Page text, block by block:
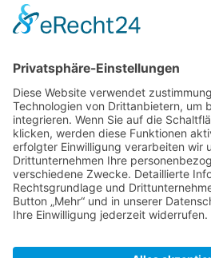
Aniela Petrak Heilpraktikerin:
sondern sind in einigen Bereichen
Ergänzung!"
Anfahrt Kontakt
Datenschutzerklärung